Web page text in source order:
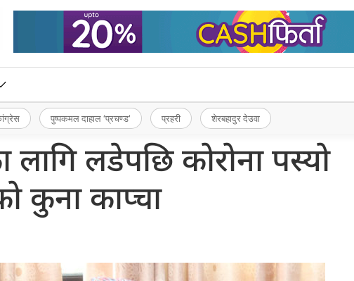
पुष्पकमल दाहाल ‘प्रचण्ड’ प्रहरी शेरबहादुर देउवा
लडेपछि कोरोना पस्यो
कुना काप्चा